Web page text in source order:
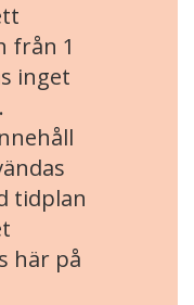
från 1
inget
tidplan
här på